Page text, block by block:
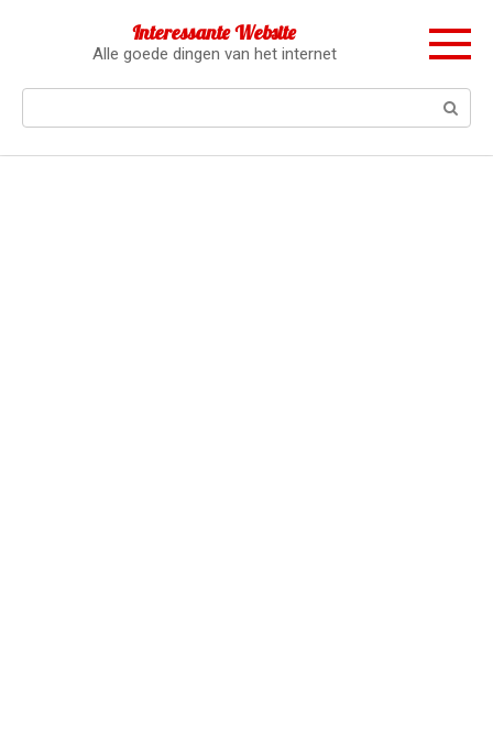
Interessante Website
Alle goede dingen van het internet